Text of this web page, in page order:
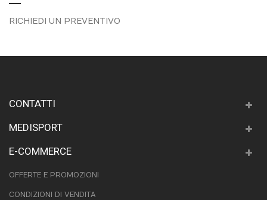
RICHIEDI UN PREVENTIVO
CONTATTI
MEDISPORT
E-COMMERCE
OFFERTE E PROMOZIONI
CONDIZIONI DI VENDITA